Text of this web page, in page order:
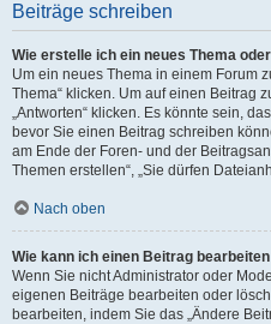
Beiträge schreiben
Wie erstelle ich ein neues Thema
Um ein neues Thema in einem Forum
Thema“ klicken. Um auf einen Beitrag
„Antworten“ klicken. Es könnte sein,
bevor Sie einen Beitrag schreiben
am Ende der Foren- und der
Themen erstellen“, „Sie dürfen
Nach oben
Wie kann ich einen Beitrag
Wenn Sie nicht Administrator oder
eigenen Beiträge bearbeiten oder
bearbeiten, indem Sie das „Ändere